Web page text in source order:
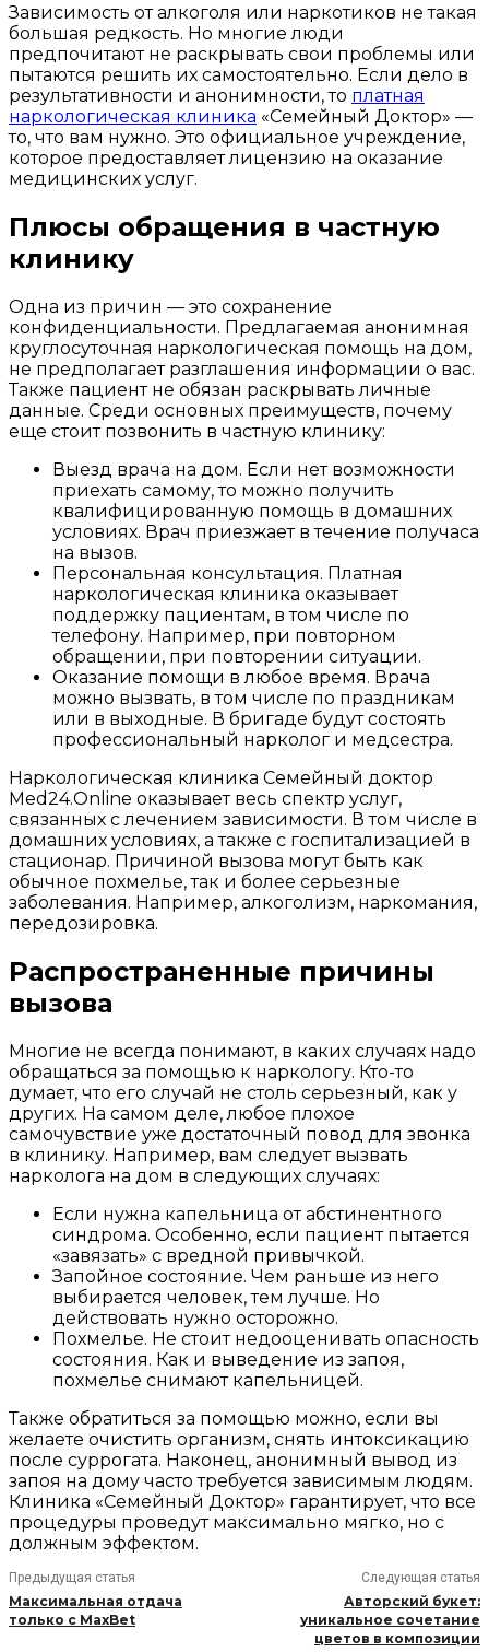
Зависимость от алкоголя или наркотиков не такая
большая редкость. Но многие люди
предпочитают не раскрывать свои проблемы или
пытаются решить их самостоятельно. Если дело в
результативности и анонимности, то платная
наркологическая клиника «Семейный Доктор» —
то, что вам нужно. Это официальное учреждение,
которое предоставляет лицензию на оказание
медицинских услуг.
Плюсы обращения в частную
клинику
Одна из причин — это сохранение
конфиденциальности. Предлагаемая анонимная
круглосуточная наркологическая помощь на дом,
не предполагает разглашения информации о вас.
Также пациент не обязан раскрывать личные
данные. Среди основных преимуществ, почему
еще стоит позвонить в частную клинику:
Выезд врача на дом. Если нет возможности
приехать самому, то можно получить
квалифицированную помощь в домашних
условиях. Врач приезжает в течение получаса
на вызов.
Персональная консультация. Платная
наркологическая клиника оказывает
поддержку пациентам, в том числе по
телефону. Например, при повторном
обращении, при повторении ситуации.
Оказание помощи в любое время. Врача
можно вызвать, в том числе по праздникам
или в выходные. В бригаде будут состоять
профессиональный нарколог и медсестра.
Наркологическая клиника Семейный доктор
Med24.Online оказывает весь спектр услуг,
связанных с лечением зависимости. В том числе в
домашних условиях, а также с госпитализацией в
стационар. Причиной вызова могут быть как
обычное похмелье, так и более серьезные
заболевания. Например, алкоголизм, наркомания,
передозировка.
Распространенные причины
вызова
Многие не всегда понимают, в каких случаях надо
обращаться за помощью к наркологу. Кто-то
думает, что его случай не столь серьезный, как у
других. На самом деле, любое плохое
самочувствие уже достаточный повод для звонка
в клинику. Например, вам следует вызвать
нарколога на дом в следующих случаях:
Если нужна капельница от абстинентного
синдрома. Особенно, если пациент пытается
«завязать» с вредной привычкой.
Запойное состояние. Чем раньше из него
выбирается человек, тем лучше. Но
действовать нужно осторожно.
Похмелье. Не стоит недооценивать опасность
состояния. Как и выведение из запоя,
похмелье снимают капельницей.
Также обратиться за помощью можно, если вы
желаете очистить организм, снять интоксикацию
после суррогата. Наконец, анонимный вывод из
запоя на дому часто требуется зависимым людям.
Клиника «Семейный Доктор» гарантирует, что все
процедуры проведут максимально мягко, но с
должным эффектом.
Предыдущая статья
Максимальная отдача
только с MaxBet
Следующая статья
Авторский букет:
уникальное сочетание
цветов в композиции